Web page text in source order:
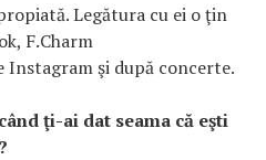
Legătura cu ei o ţin
F.Charm
Instagram şi după concerte.
ţi-ai dat seama că eşti